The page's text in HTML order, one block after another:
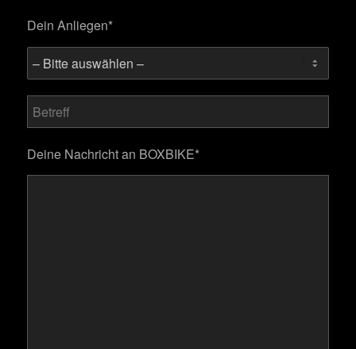
Dein Anliegen*
Bitte lasse dieses Feld leer.
Deine Nachricht an BOXBIKE*